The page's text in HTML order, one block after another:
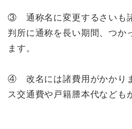
③ 通称名に変更するさいも
判所に通称を長い期間、つか
ます。
④ 改名には諸費用がかかり
ス交通費や戸籍謄本代なども